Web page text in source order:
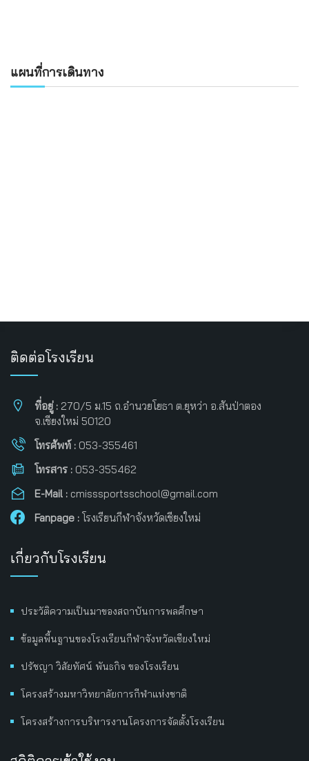
แผนที่การเดินทาง
ติดต่อโรงเรียน
ที่อยู่ : 270/5 ม.15 ถ.อำนวยโยธา ต.ยุหว่า อ.สันป่าตอง
จ.เชียงใหม่ 50120
โทรศัพท์ : 053-355461
โทรสาร : 053-355462
E-Mail : cmisssportsschool@gmail.com
Fanpage : โรงเรียนกีฬาจังหวัดเชียงใหม่
เกี่ยวกับโรงเรียน
ประวัติความเป็นมาของสถาบันการพลศึกษา
ข้อมูลพื้นฐานของโรงเรียนกีฬาจังหวัดเชียงใหม่
ปรัชญา วิสัยทัศน์ พันธกิจ ของโรงเรียน
โครงสร้างมหาวิทยาลัยการกีฬาแห่งชาติ
โครงสร้างการบริหารงานโครงการจัดตั้งโรงเรียน